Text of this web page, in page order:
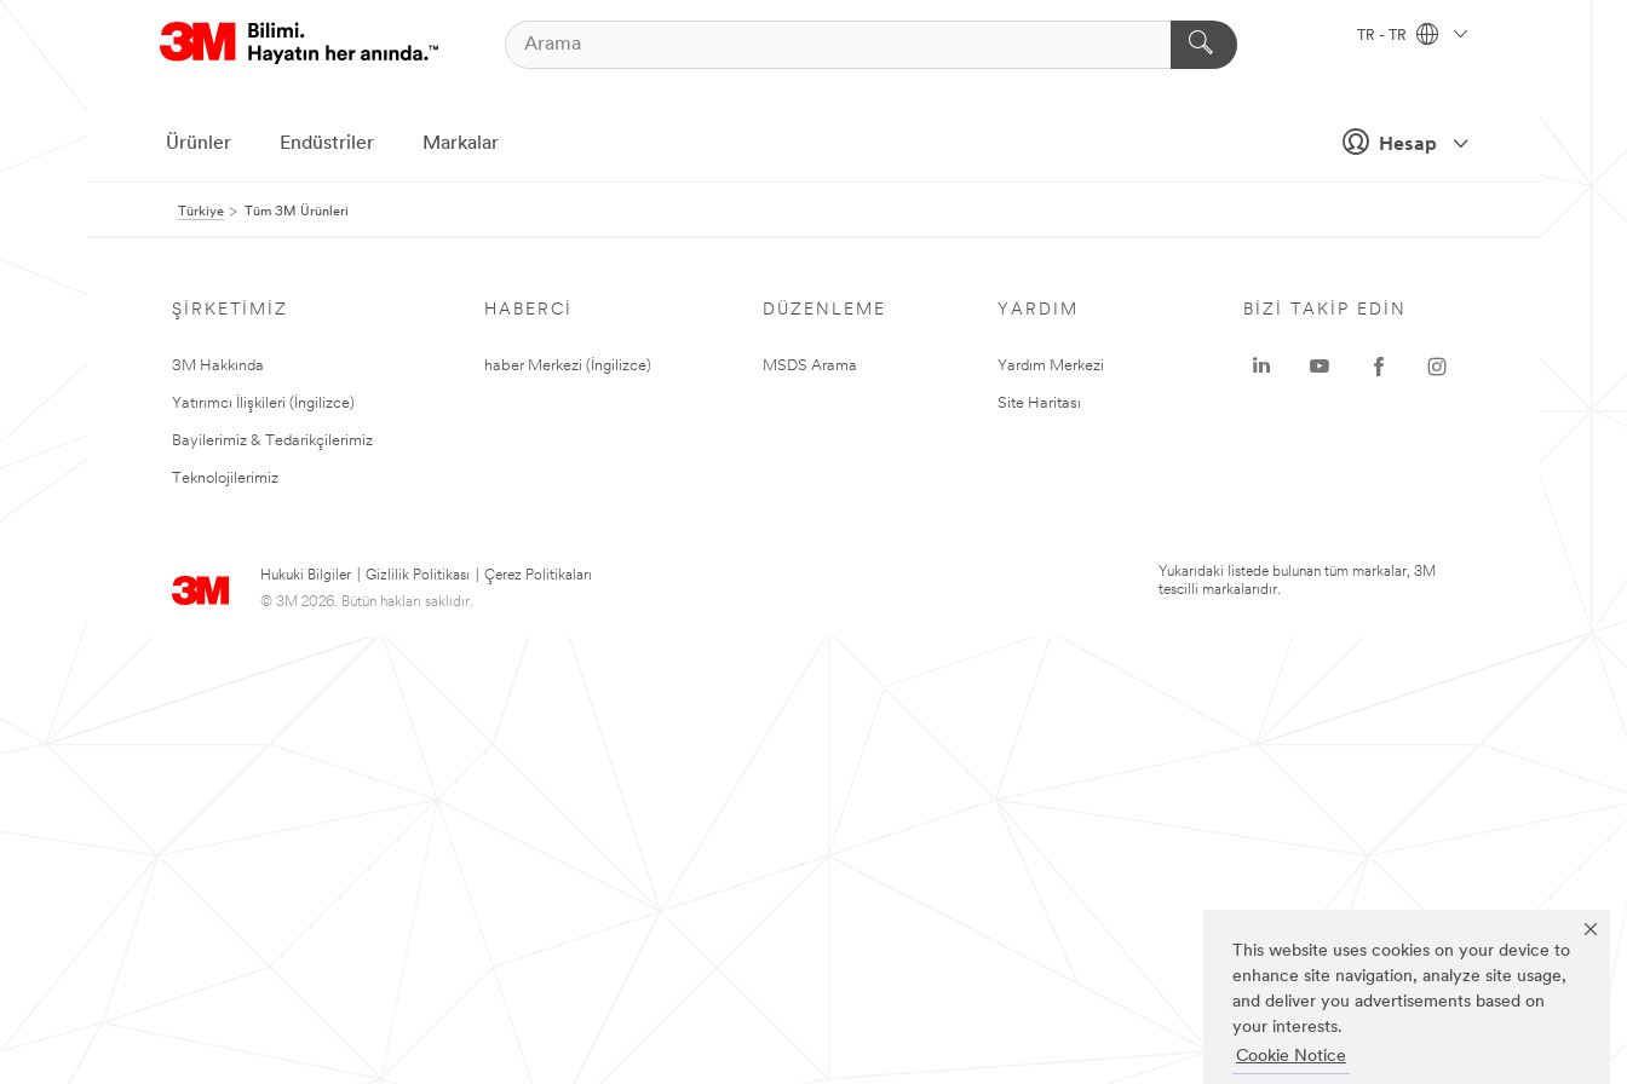
This website uses cookies on your device to
enhance site navigation, analyze site usage,
and deliver you advertisements based on
your interests.
Cookie Notice
Hesap
TR - TR
Ürünler Endüstriler Markalar
Türkiye Tüm 3M Ürünleri
ŞIRKETIMIZ
3M Hakkında
Yatırımcı İlişkileri (İngilizce)
Bayilerimiz & Tedarikçilerimiz
Teknolojilerimiz
HABERCI
haber Merkezi (İngilizce)
DÜZENLEME
MSDS Arama
YARDIM
Yardım Merkezi
Site Haritası
Hukuki Bilgiler Gizlilik Politikası
Çerez Politikaları
© 3M 2026. Bütün hakları saklıdır.
BIZI TAKIP EDIN
Yukarıdaki listede bulunan tüm markalar, 3M
tescilli markalarıdır.